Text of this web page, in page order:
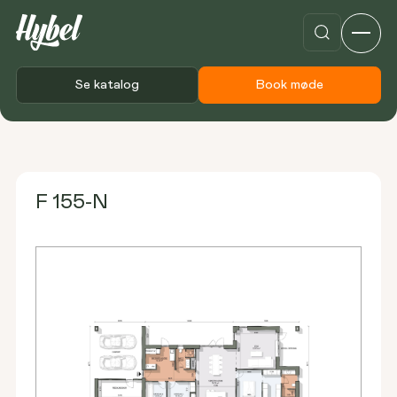
Se katalog Book møde
F 155-N